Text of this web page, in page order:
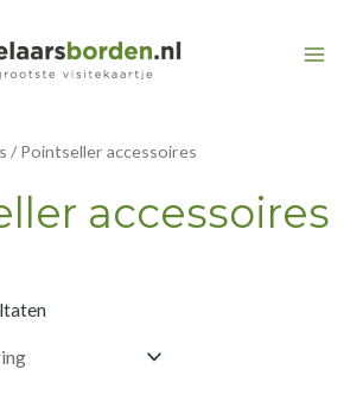
/ Pointseller accessoires
accessoires